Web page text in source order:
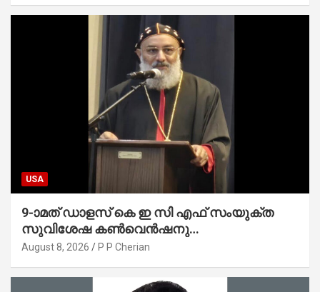
USA
9-ാമത് ഡാളസ് കെ ഇ സി എഫ് സംയുക്ത
സുവിശേഷ കൺവെൻഷനു
പ്രാർത്ഥനാനിർഭരമായ തുടക്കം
August 8, 2026 P P Cherian